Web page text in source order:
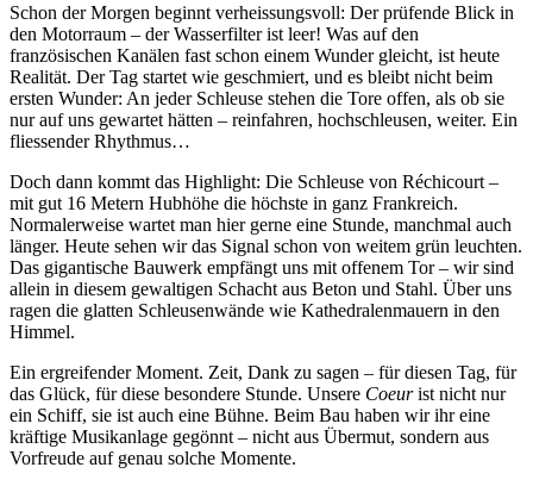
Schon der Morgen beginnt verheissungsvoll: Der prüfende Blick in
den Motorraum – der Wasserfilter ist leer! Was auf den
französischen Kanälen fast schon einem Wunder gleicht, ist heute
Realität. Der Tag startet wie geschmiert, und es bleibt nicht beim
ersten Wunder: An jeder Schleuse stehen die Tore offen, als ob sie
nur auf uns gewartet hätten – reinfahren, hochschleusen, weiter. Ein
fliessender Rhythmus…
Doch dann kommt das Highlight: Die Schleuse von Réchicourt –
mit gut 16 Metern Hubhöhe die höchste in ganz Frankreich.
Normalerweise wartet man hier gerne eine Stunde, manchmal auch
länger. Heute sehen wir das Signal schon von weitem grün leuchten.
Das gigantische Bauwerk empfängt uns mit offenem Tor – wir sind
allein in diesem gewaltigen Schacht aus Beton und Stahl. Über uns
ragen die glatten Schleusenwände wie Kathedralenmauern in den
Himmel.
Ein ergreifender Moment. Zeit, Dank zu sagen – für diesen Tag, für
das Glück, für diese besondere Stunde. Unsere Coeurist nicht nur
ein Schiff, sie ist auch eine Bühne. Beim Bau haben wir ihr eine
kräftige Musikanlage gegönnt – nicht aus Übermut, sondern aus
Vorfreude auf genau solche Momente.